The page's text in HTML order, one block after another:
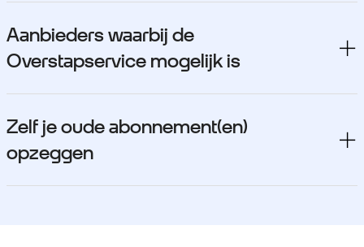
Aanbieders waarbij de
Overstapservice mogelijk is
Zelf je oude abonnement(en)
opzeggen